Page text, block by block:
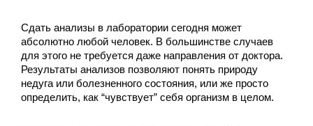
Сдать анализы в лаборатории сегодня может
абсолютно любой человек. В большинстве случаев
для этого не требуется даже направления от доктора.
Результаты анализов позволяют понять природу
недуга или болезненного состояния, или же просто
определить, как “чувствует” себя организм в целом.